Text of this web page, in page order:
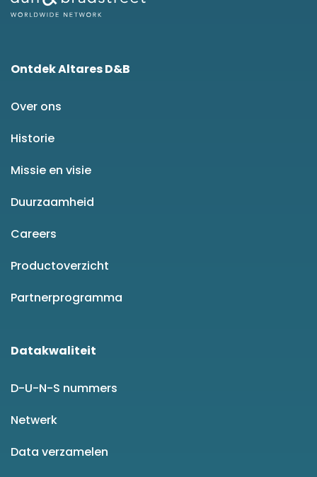
Ontdek Altares D&B
Over ons
Historie
Missie en visie
Duurzaamheid
Careers
Productoverzicht
Partnerprogramma
Datakwaliteit
D-U-N-S nummers
Netwerk
Data verzamelen